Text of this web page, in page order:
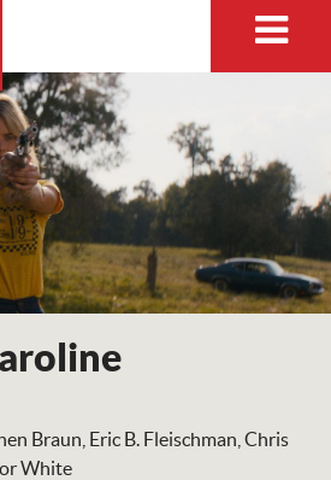
Braun Eric B. Fleischman Chris
White